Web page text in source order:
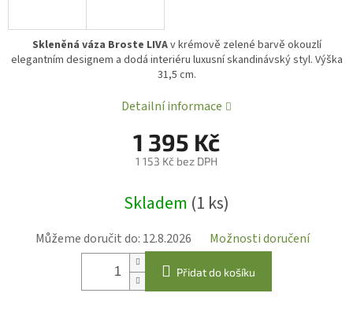
1 395 Kč
1 153 Kč bez DPH
cena:
Skladem (1 ks)
Můžeme doručit do: 12.8.2026 Možnosti doručení
Přidat do košíku
Skleněná váza Broste LIVAv krémově zelené barvě okouzlí
elegantním designem a dodá interiéru luxusní skandinávský styl. Výška
31,5 cm.
Detailní informace